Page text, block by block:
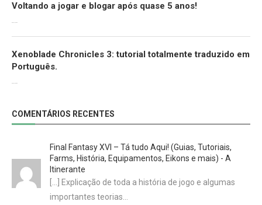
Voltando a jogar e blogar após quase 5 anos!
Xenoblade Chronicles 3: tutorial totalmente traduzido em
Português.
COMENTÁRIOS RECENTES
Final Fantasy XVI – Tá tudo Aqui! (Guias, Tutoriais,
Farms, História, Equipamentos, Eikons e mais) - A
Itinerante
[…] Explicação de toda a história de jogo e algumas
importantes teorias…